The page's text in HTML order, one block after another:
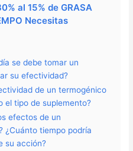
al 15% de GRASA
Necesitas
se debe tomar un
su efectividad?
de un termogénico
el tipo de suplemento?
efectos de un
¿Cuánto tiempo podría
su acción?